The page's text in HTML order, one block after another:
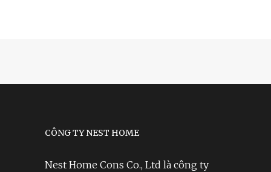
CÔNG TY NEST HOME
Nest Home Cons Co., Ltd là công ty